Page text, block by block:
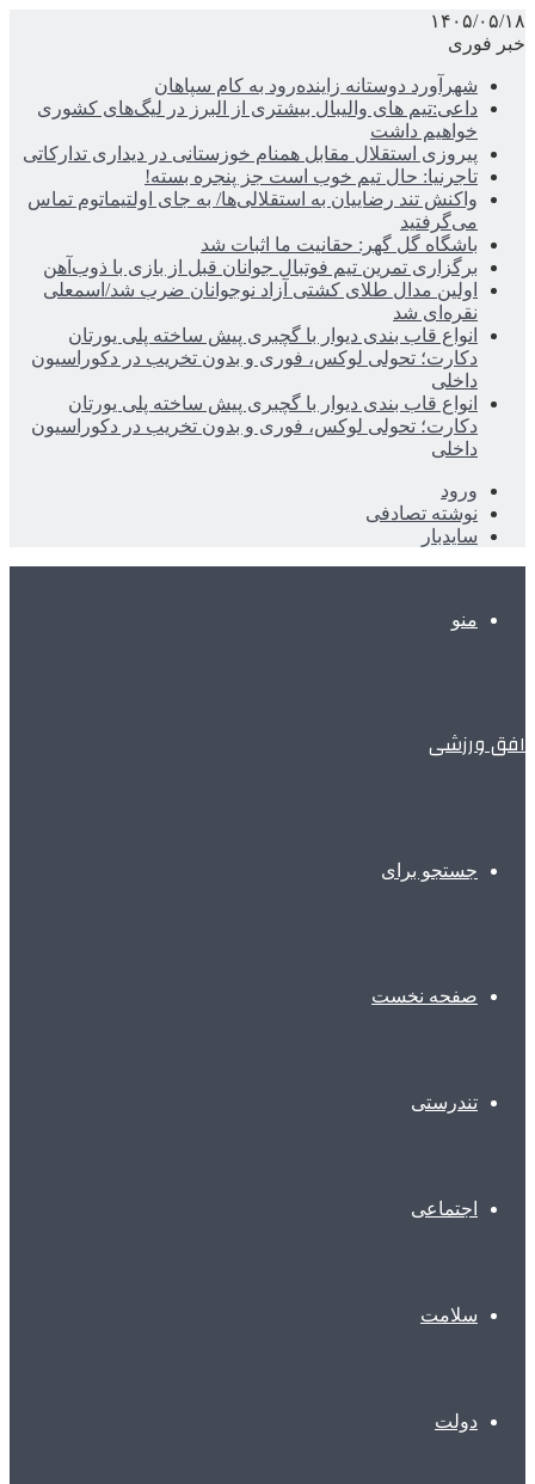
۱۴۰۵/۰۵/۱۸
خبر فوری
شهرآورد دوستانه زاینده‌رود به کام سپاهان
داعی:تیم های والیبال بیشتری از البرز در لیگ‌های کشوری
خواهیم داشت
پیروزی استقلال مقابل همنام خوزستانی در دیداری تدارکاتی
تاجرنیا: حال تیم خوب است جز پنجره بسته!
واکنش تند رضاییان به استقلالی‌ها/ به جای اولتیماتوم تماس
می‌گرفتید
باشگاه گل گهر: حقانیت ما اثبات شد
برگزاری تمرین تیم فوتبال جوانان قبل از بازی با ذوب‌آهن
اولین مدال طلای کشتی آزاد نوجوانان ضرب شد/اسمعلی
نقره‌ای شد
انواع قاب بندی دیوار با گچبری پیش ساخته پلی یورتان
دکارت؛ تحولی لوکس، فوری و بدون تخریب در دکوراسیون
داخلی
انواع قاب بندی دیوار با گچبری پیش ساخته پلی یورتان
دکارت؛ تحولی لوکس، فوری و بدون تخریب در دکوراسیون
داخلی
ورود
نوشته تصادفی
سایدبار
منو
افق ورزشی
جستجو برای
صفحه نخست
تندرستی
اجتماعی
سلامت
دولت